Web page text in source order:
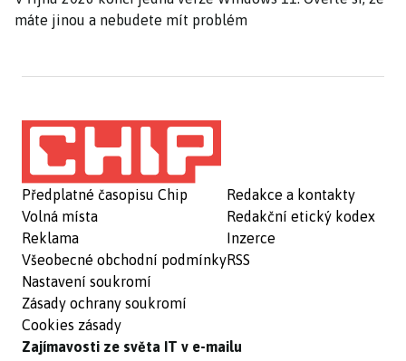
máte jinou a nebudete mít problém
Předplatné časopisu Chip
Volná místa
Reklama
Všeobecné obchodní podmínky
Nastavení soukromí
Zásady ochrany soukromí
Cookies zásady
Redakce a kontakty
Redakční etický kodex
Inzerce
RSS
Zajímavosti ze světa IT v e-mailu